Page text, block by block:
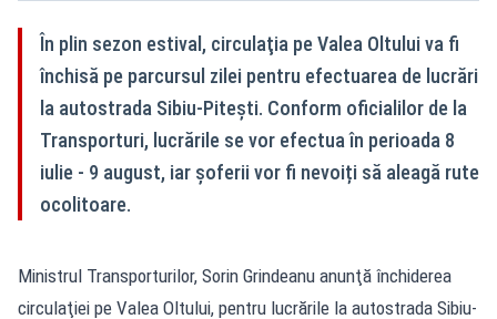
În plin sezon estival, circulaţia pe Valea Oltului va fi
închisă pe parcursul zilei pentru efectuarea de lucrări
la autostrada Sibiu-Piteşti. Conform oficialilor de la
Transporturi, lucrările se vor efectua în perioada 8
iulie - 9 august, iar șoferii vor fi nevoiți să aleagă rute
ocolitoare.
Ministrul Transporturilor, Sorin Grindeanu anunţă închiderea
circulaţiei pe Valea Oltului, pentru lucrările la autostrada Sibiu-